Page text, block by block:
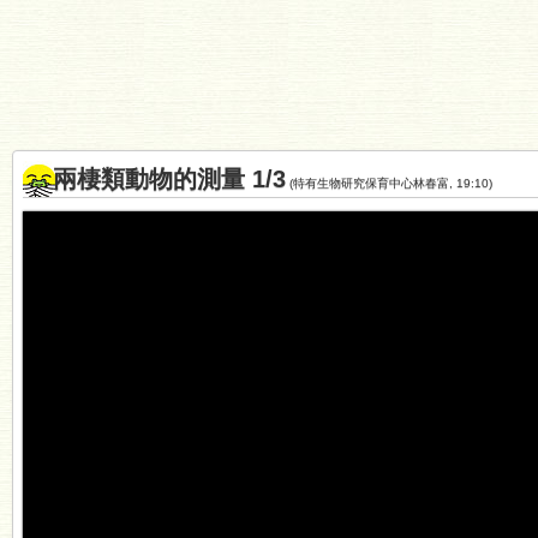
兩棲類動物的測量 1/3 (特有生物研究保育中心林春富, 19:10)